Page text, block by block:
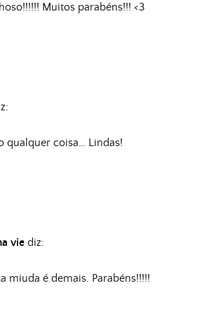
Muitos parabéns!!! <3
qualquer coisa… Lindas!
vie diz:
miuda é demais. Parabéns!!!!!